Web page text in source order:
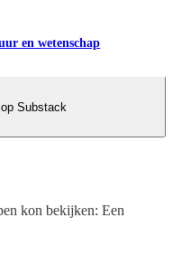
en wetenschap
Substack
kon bekijken: Een